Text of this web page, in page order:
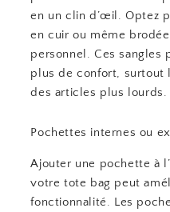
en un clin d’œil. Optez
en cuir ou même
personnel. Ces sangles
plus de confort, surtout
des articles plus lourds.
Pochettes internes ou
Ajouter une pochette à
votre tote bag peut
fonctionnalité. Les